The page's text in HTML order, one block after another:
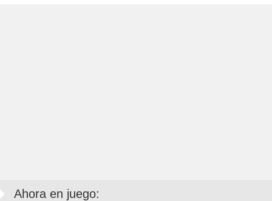
Ahora en juego: